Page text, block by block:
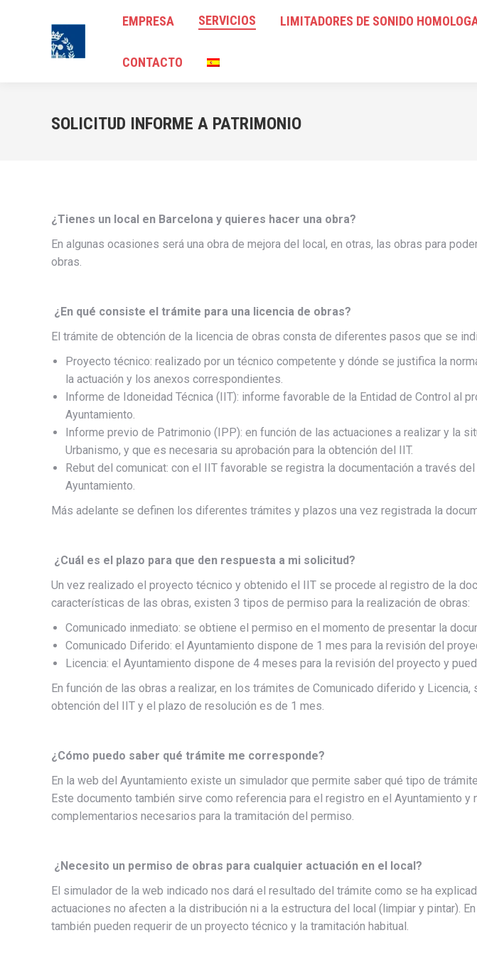
EMPRESA SERVICIOS LIMITADORES DE SONIDO
CONTACTO
SOLICITUD INFORME A PATRIMONIO
¿Tienes un local en Barcelona y quieres hacer una obra?
En algunas ocasiones será una obra de mejora del local, en otras, las obras para
obras.
¿En qué consiste el trámite para una licencia de obras?
El trámite de obtención de la licencia de obras consta de diferentes pasos que se
Proyecto técnico: realizado por un técnico competente y dónde se justifica la
la actuación y los anexos correspondientes.
Informe de Idoneidad Técnica (IIT): informe favorable de la Entidad de Control al
Ayuntamiento.
Informe previo de Patrimonio (IPP): en función de las actuaciones a realizar y la
Urbanismo, y que es necesaria su aprobación para la obtención del IIT.
Rebut del comunicat: con el IIT favorable se registra la documentación a través
Ayuntamiento.
Más adelante se definen los diferentes trámites y plazos una vez registrada la
¿Cuál es el plazo para que den respuesta a mi solicitud?
Un vez realizado el proyecto técnico y obtenido el IIT se procede al registro de la
características de las obras, existen 3 tipos de permiso para la realización de obras:
Comunicado inmediato: se obtiene el permiso en el momento de presentar la
Comunicado Diferido: el Ayuntamiento dispone de 1 mes para la revisión del
Licencia: el Ayuntamiento dispone de 4 meses para la revisión del proyecto y
En función de las obras a realizar, en los trámites de Comunicado diferido y
obtención del IIT y el plazo de resolución es de 1 mes.
¿Cómo puedo saber qué trámite me corresponde?
En la web del Ayuntamiento existe un simulador que permite saber qué tipo de
Este documento también sirve como referencia para el registro en el Ayuntamiento
complementarios necesarios para la tramitación del permiso.
¿Necesito un permiso de obras para cualquier actuación en el local?
El simulador de la web indicado nos dará el resultado del trámite como se ha
actuaciones no afecten a la distribución ni a la estructura del local (limpiar y pintar).
también pueden requerir de un proyecto técnico y la tramitación habitual.
EMPRESA SERVICIOS LIMITADORES DE SONIDO
CONTACTO